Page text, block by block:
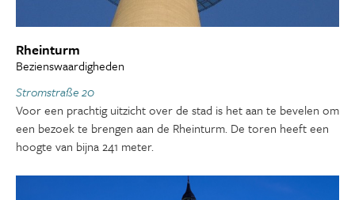
Rheinturm
Bezienswaardigheden
Stromstraße 20
Voor een prachtig uitzicht over de stad is het aan te bevelen om
een bezoek te brengen aan de Rheinturm. De toren heeft een
hoogte van bijna 241 meter.